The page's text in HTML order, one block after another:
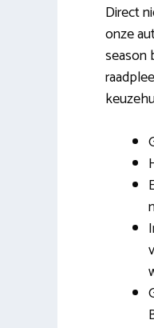
Direct
onze
season